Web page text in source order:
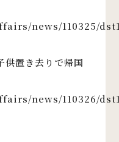
news/110325/
供置き去りで帰国
news/110326/